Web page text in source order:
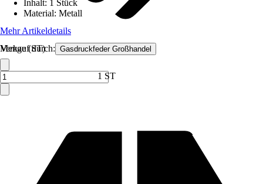
Verkauf durch: Gasdruckfeder Großhandel
Inhalt: 1 Stück
Material: Metall
Mehr Artikeldetails
Menge (ST)
1 ST